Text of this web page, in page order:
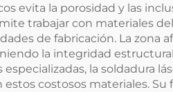
evita la porosidad y las
trabajar con materiales
de fabricación. La zona
la integridad
la soldadura
costosos materiales. Su